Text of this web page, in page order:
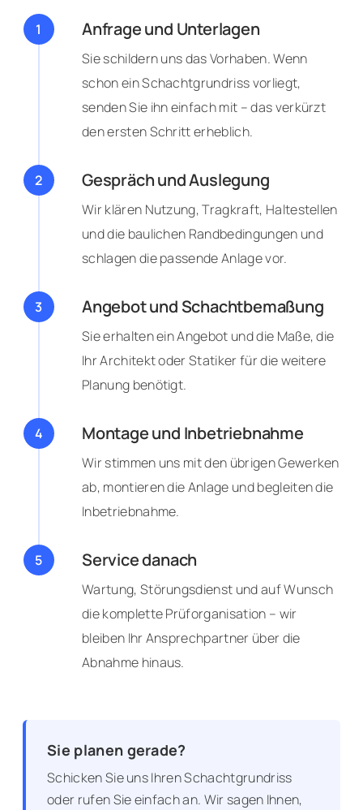
Anfrage und Unterlagen
Sie schildern uns das Vorhaben. Wenn
schon ein Schachtgrundriss vorliegt,
senden Sie ihn einfach mit – das verkürzt
den ersten Schritt erheblich.
Gespräch und Auslegung
Wir klären Nutzung, Tragkraft, Haltestellen
und die baulichen Randbedingungen und
schlagen die passende Anlage vor.
Angebot und Schachtbemaßung
Sie erhalten ein Angebot und die Maße, die
Ihr Architekt oder Statiker für die weitere
Planung benötigt.
Montage und Inbetriebnahme
Wir stimmen uns mit den übrigen Gewerken
ab, montieren die Anlage und begleiten die
Inbetriebnahme.
Service danach
Wartung, Störungsdienst und auf Wunsch
die komplette Prüforganisation – wir
bleiben Ihr Ansprechpartner über die
Abnahme hinaus.
Sie planen gerade?
Schicken Sie uns Ihren Schachtgrundriss
oder rufen Sie einfach an. Wir sagen Ihnen,